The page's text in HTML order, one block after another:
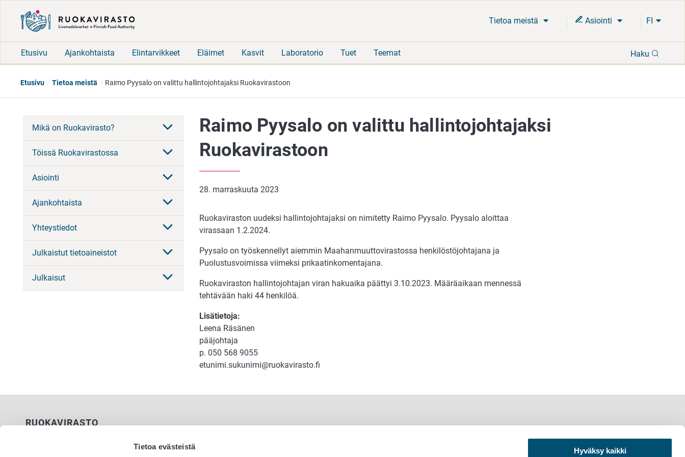
Tietoa evästeistä Hyväksy kaikki
Tietoa meistä Asiointi FI
Etusivu Ajankohtaista Elintarvikkeet Eläimet Kasvit Laboratorio Tuet Teemat Haku
Etusivu Tietoa meistä Raimo Pyysalo on valittu hallintojohtajaksi Ruokavirastoon
Mikä on Ruokavirasto?
Töissä Ruokavirastossa
Asiointi
Ajankohtaista
Yhteystiedot
Julkaistut tietoaineistot
Julkaisut
Raimo Pyysalo on valittu hallintojohtajaksi
Ruokavirastoon
28. marraskuuta 2023
Ruokaviraston uudeksi hallintojohtajaksi on nimitetty Raimo Pyysalo. Pyysalo aloittaa
virassaan 1.2.2024.
Pyysalo on työskennellyt aiemmin Maahanmuuttovirastossa henkilöstöjohtajana ja
Puolustusvoimissa viimeksi prikaatinkomentajana.
Ruokaviraston hallintojohtajan viran hakuaika päättyi 3.10.2023. Määräaikaan mennessä
tehtävään haki 44 henkilöä.
Lisätietoja:
Leena Räsänen
pääjohtaja
p. 050 568 9055
etunimi.sukunimi@ruokavirasto.fi
RUOKAVIRASTO